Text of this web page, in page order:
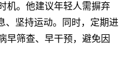
机。他建议年轻人需摒弃
、坚持运动。同时，定期进
早筛查、早干预，避免因